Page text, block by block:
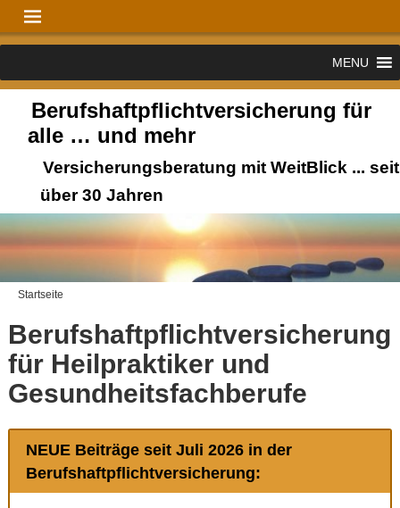
MENU
Berufshaftpflichtversicherung für
alle … und mehr
Versicherungsberatung mit WeitBlick ... seit
über 30 Jahren
Startseite
Berufshaftpflichtversicherung
für Heilpraktiker und
Gesundheitsfachberufe
NEUE Beiträge seit Juli 2026 in der
Berufshaftpflichtversicherung: